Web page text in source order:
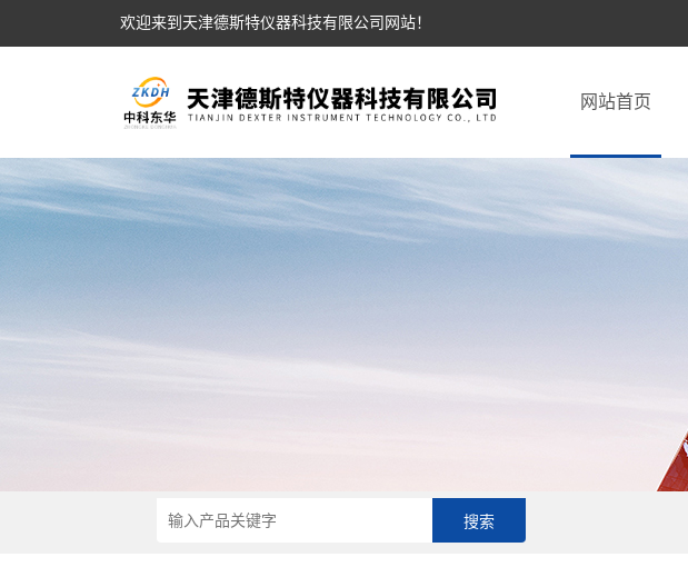
欢迎来到天津德斯特仪器科技有限公司网站！
网站首页